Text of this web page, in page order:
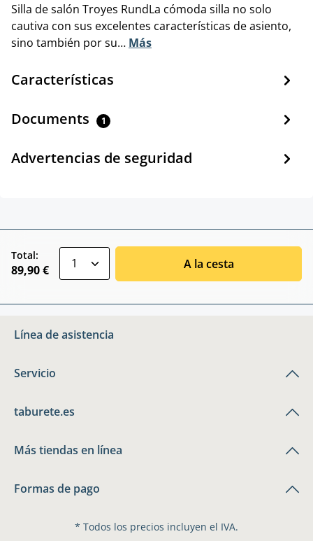
Silla de salón Troyes RundLa cómoda silla no solo
cautiva con sus excelentes características de asiento,
sino también por su… Más
Características
Documents 1
Advertencias de seguridad
Total:
89,90 € A la cesta
Línea de asistencia
Servicio
taburete.es
Más tiendas en línea
Formas de pago
* Todos los precios incluyen el IVA.